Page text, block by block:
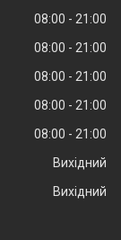
08:00
21:00
08:00
21:00
08:00
21:00
08:00
21:00
08:00
21:00
Вихідний
Вихідний